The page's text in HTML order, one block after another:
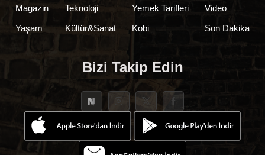
Magazin
Yaşam
Teknoloji
Kültür&Sanat
Yemek Tarifleri
Kobi
Video
Son Dakika
Bizi Takip Edin